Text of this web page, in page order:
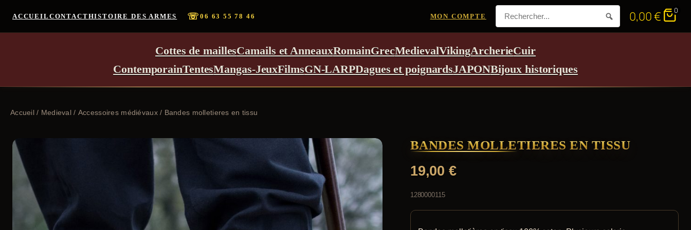
ACCUEIL CONTACTHISTOIRE DES ARMES ☏06 63 55 78 46 MON COMPTE 0,00€ 0
Cottes de maillesCamails et AnneauxRomainGrecMedievalVikingArcherieCuir
ContemporainTentesMangas-JeuxFilmsGN-LARPDagues et poignardsJAPONBijoux historiques
Accueil/ Medieval / Accessoires médiévaux/ Bandes molletieres en tissu
BANDES MOLLETIERES EN TISSU
19,00€
1280000115